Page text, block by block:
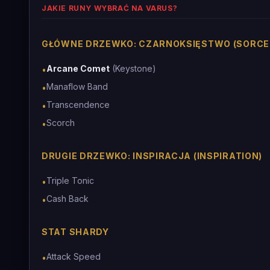
JAKIE RUNY WYBRAĆ NA VARUS?
GŁÓWNE DRZEWKO: CZARNOKSIĘSTWO
•Arcane Comet (Keystone)
•Manaflow Band
•Transcendence
•Scorch
DRUGIE DRZEWKO: INSPIRACJA (INSPIRATION)
•Triple Tonic
•Cash Back
STAT SHARDY
•Attack Speed